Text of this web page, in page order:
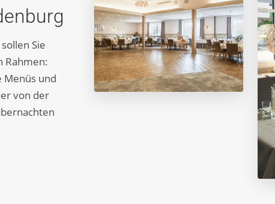
Sie
Rahmen:
Menüs und
von der